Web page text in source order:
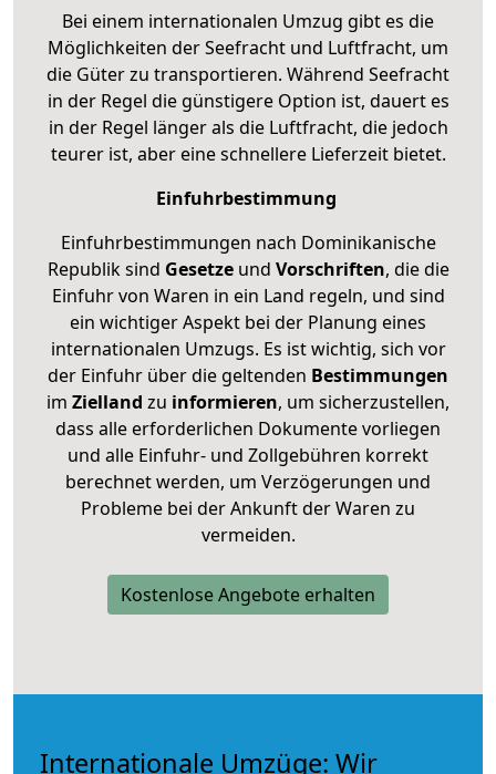
Bei einem internationalen Umzug gibt es die
Möglichkeiten der Seefracht und Luftfracht, um
die Güter zu transportieren. Während Seefracht
in der Regel die günstigere Option ist, dauert es
in der Regel länger als die Luftfracht, die jedoch
teurer ist, aber eine schnellere Lieferzeit bietet.
Einfuhrbestimmung
Einfuhrbestimmungen nach Dominikanische
Republik sind Gesetzeund Vorschriften, die die
Einfuhr von Waren in ein Land regeln, und sind
ein wichtiger Aspekt bei der Planung eines
internationalen Umzugs. Es ist wichtig, sich vor
der Einfuhr über die geltenden Bestimmungen
im Zielland zu informieren, um sicherzustellen,
dass alle erforderlichen Dokumente vorliegen
und alle Einfuhr- und Zollgebühren korrekt
berechnet werden, um Verzögerungen und
Probleme bei der Ankunft der Waren zu
vermeiden.
Kostenlose Angebote erhalten
Internationale Umzüge: Wir